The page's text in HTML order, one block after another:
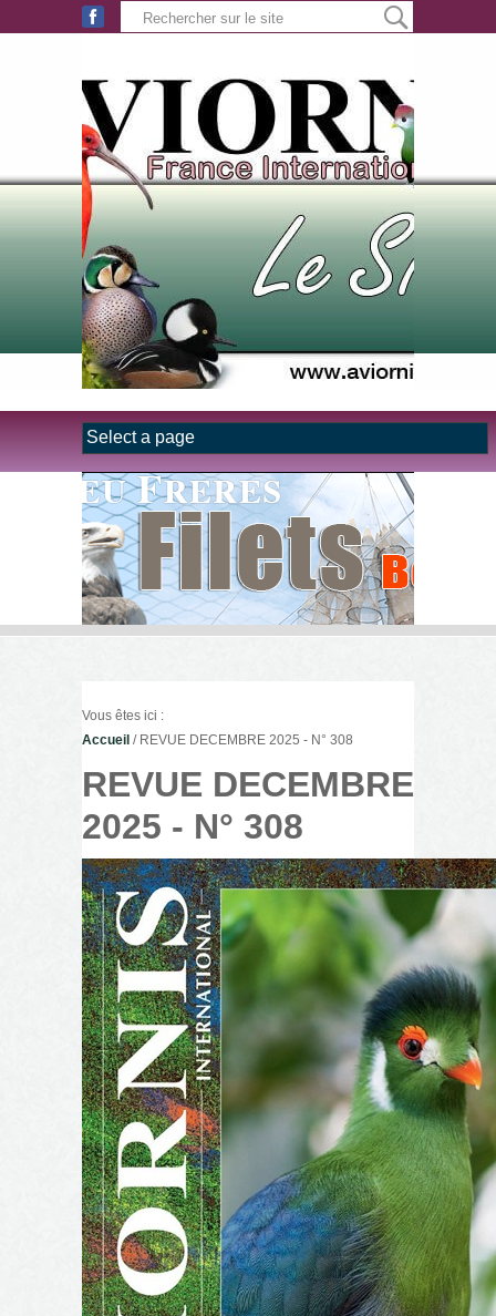
Aller au contenu principal
Vous êtes ici :
Accueil / REVUE DECEMBRE 2025 - N° 308
REVUE DECEMBRE
2025 - N° 308